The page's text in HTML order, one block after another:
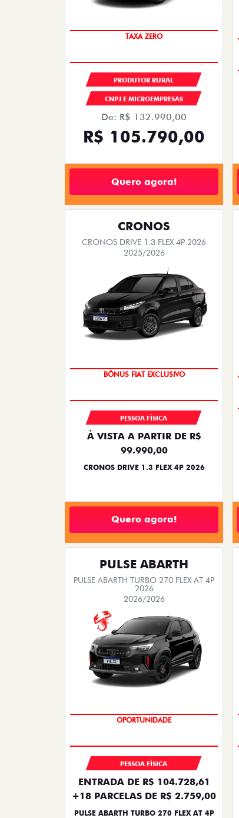
TAXA ZERO
PRODUTOR RURAL
CNPJ E MICROEMPRESAS
De: R$ 132.990,00
R$ 105.790,00
Quero agora!
CRONOS
CRONOS DRIVE 1.3 FLEX 4P 2026
2025/2026
SUPER DESCONTO
PESSOA FÍSICA
À VISTA A PARTIR DE R$
99.990,00
CRONOS DRIVE 1.3 FLEX 4P 2026
Quero agora!
PULSE ABARTH
PULSE ABARTH TURBO 270 FLEX AT 4P
2026
2026/2026
TAXA ZERO
PESSOA FÍSICA
ENTRADA DE R$ 104.728,61
+18 PARCELAS DE R$ 2.759,00
PULSE ABARTH TURBO 270 FLEX AT 4P